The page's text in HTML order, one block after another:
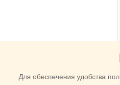
Для обеспечения удобства